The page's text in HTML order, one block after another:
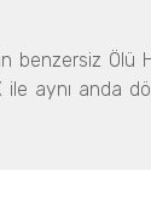
benzersiz Ölü
ile aynı anda